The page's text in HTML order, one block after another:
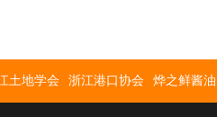
土地学会 浙江港口协会 烨之鲜酱油